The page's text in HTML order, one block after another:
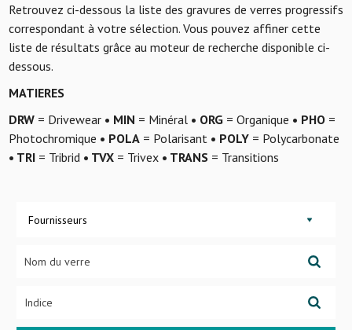
Retrouvez ci-dessous la liste des gravures de verres progressifs
correspondant à votre sélection. Vous pouvez affiner cette
liste de résultats grâce au moteur de recherche disponible ci-
dessous.
MATIERES
DRW= Drivewear • MIN = Minéral • ORG= Organique • PHO=
Photochromique • POLA= Polarisant • POLY= Polycarbonate
• TRI= Tribrid • TVX= Trivex • TRANS= Transitions
Fournisseurs